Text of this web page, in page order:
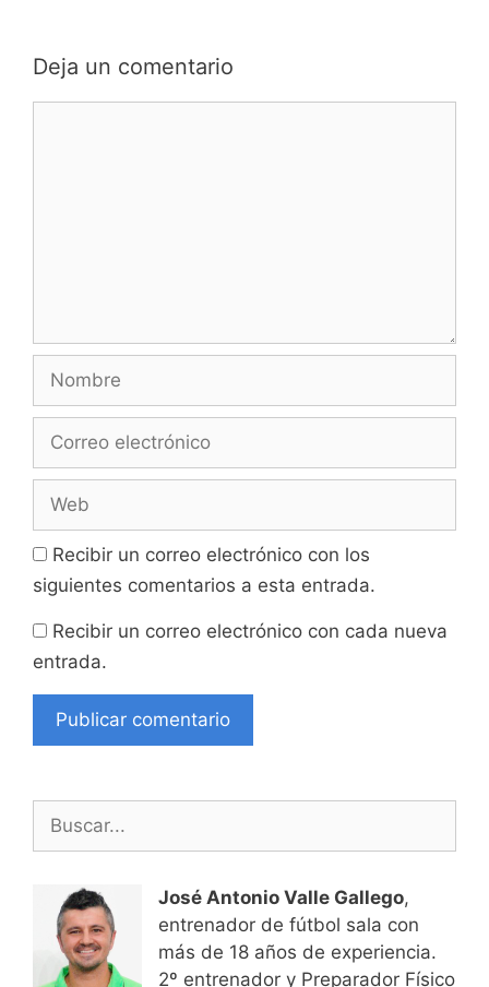
Deja un comentario
electrónico
Recibir un correo electrónico con los
siguientes comentarios a esta entrada.
Recibir un correo electrónico con cada nueva
entrada.
José Antonio Valle Gallego,
entrenador de fútbol sala con
más de 18 años de experiencia.
2º entrenador y Preparador Físico